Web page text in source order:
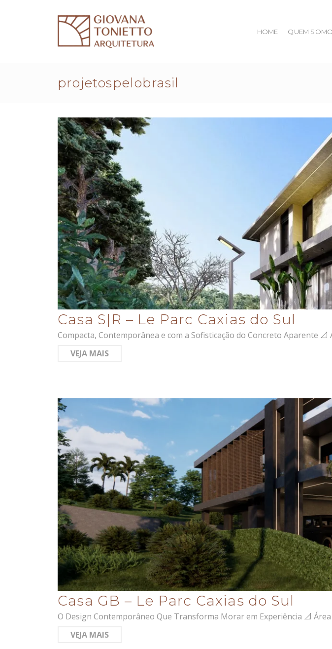
HOME QUEM
projetospelobrasil
Casa S|R – Le Parc Caxias do Sul
Compacta, Contemporânea e com a Sofisticação do Concreto Aparente
VEJA MAIS
Casa GB – Le Parc Caxias do Sul
O Design Contemporâneo Que Transforma Morar em Experiência 📐
VEJA MAIS